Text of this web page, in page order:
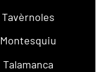
Tavèrnoles
Montesquiu
Talamanca